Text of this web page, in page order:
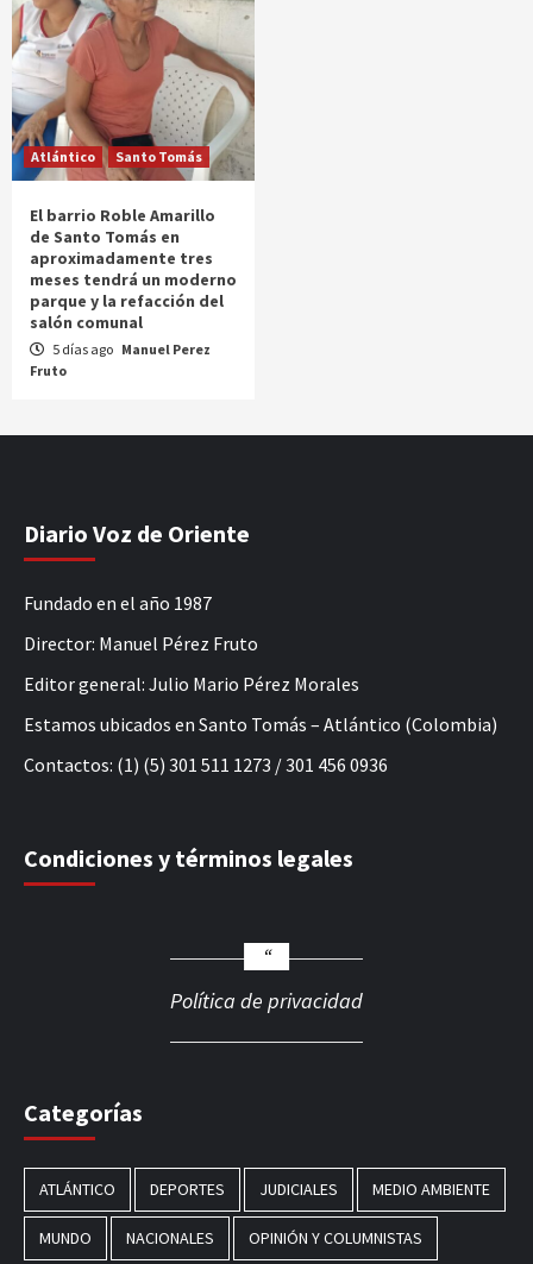
Atlántico Santo Tomás
El barrio Roble Amarillo
de Santo Tomás en
aproximadamente tres
meses tendrá un moderno
parque y la refacción del
salón comunal
5 días ago Manuel Perez
Fruto
Diario Voz de Oriente
Fundado en el año 1987
Director: Manuel Pérez Fruto
Editor general: Julio Mario Pérez Morales
Estamos ubicados en Santo Tomás – Atlántico (Colombia)
Contactos: (1) (5) 301 511 1273 / 301 456 0936
Condiciones y términos legales
Política de privacidad
Categorías
ATLÁNTICO DEPORTES JUDICIALES MEDIO AMBIENTE
MUNDO NACIONALES OPINIÓN Y COLUMNISTAS